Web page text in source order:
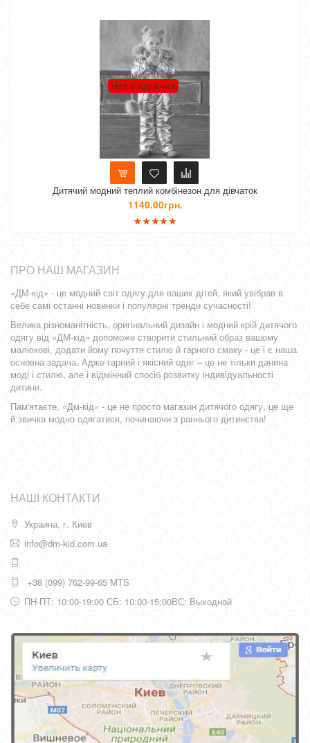
Нет в наличии
модний теплий комбінезон для дівчаток
ПРО НАШ МАГАЗИН
«ДМ-кід» - це модний світ одягу для ваших дітей, який увібрав в
себе самі останні новинки і популярні тренди сучасності!
Велика різноманітність, оригінальний дизайн і модний крій дитячого
одягу від «ДМ-кід» допоможе створити стильний образ вашому
малюкові, додати йому почуття стилю й гарного смаку - це і є наша
основна задача. Адже гарний і якісний одяг – це не тільки данина
моді і стилю, але і відмінний спосіб розвитку індивідуальності
дитини.
Пам'ятаєте, «Дм-кід» - це не просто магазин дитячого одягу, це ще
й звичка модно одягатися, починаючи з раннього дитинства!
НАШІ КОНТАКТИ
Украина, г. Киев
info@dm-kid.com.ua
+38 (099) 762-99-65 MTS
ПН-ПТ: 10:00-19:00 СБ: 10:00-15:00ВС: Выходной